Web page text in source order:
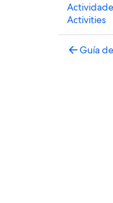
Activities
Guía